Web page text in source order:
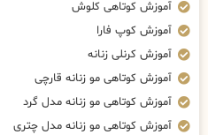
آموزش کوتاهی کلوش
آموزش کوپ فارا
آموزش کرنلی زنانه
آموزش کوتاهی مو زنانه قارچی
آموزش کوتاهی مو زنانه مدل گرد
آموزش کوتاهی مو زنانه مدل چتری